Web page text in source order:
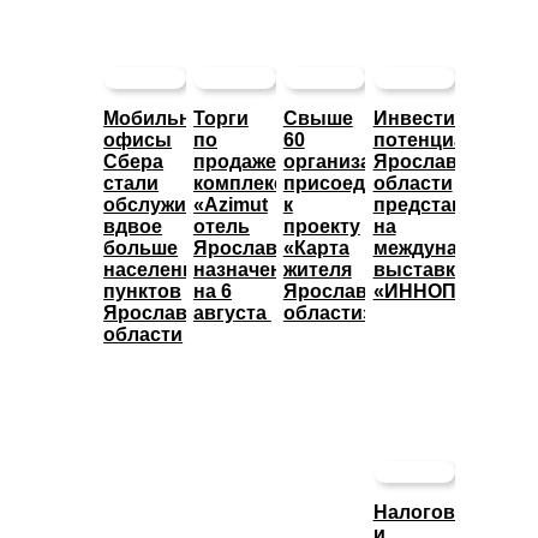
Мобильные
офисы
Сбера
стали
обслуживать
вдвое
больше
населенных
пунктов
Ярославской
области
Торги
по
продаже
комплекса
«Azimut
отель
Ярославль»
назначены
на 6
августа
Свыше
60
организаций
присоединились
к
проекту
«Карта
жителя
Ярославской
области»
потенциал
Ярославской
области
представят
на
международной
выставке
«ИННОПРОМ»
Налоговые